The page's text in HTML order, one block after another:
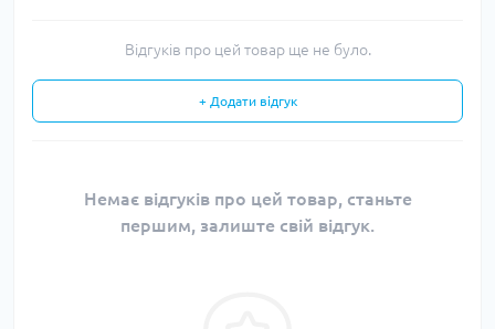
Відгуків про цей товар ще не було.
+ Додати відгук
Немає відгуків про цей товар, станьте
першим, залиште свій відгук.